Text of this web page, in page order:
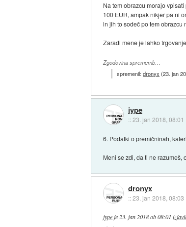
Na tem obrazcu morajo
100 EUR, ampak nikjer pa ni
in jih to sodeč po tem obrazcu
Zaradi mene je lahko
Zgodovina sprememb…
spremenil:dronyx (23. jan
jype
::23. jan 2018, 08:01
6. Podatki o premičninah,
Meni se zdi, da ti ne razumeš,
dronyx
::23. jan 2018, 08:03
jype je 23. jan 2018 ob 08:01